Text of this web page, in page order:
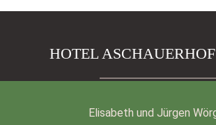
HOTEL
Elisabeth und Jürgen